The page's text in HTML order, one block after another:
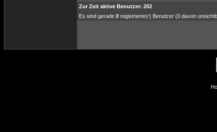
Zur Zeit aktive Benutzer: 202
Es sind gerade 0 registrierte(r) Benutzer (0 davon